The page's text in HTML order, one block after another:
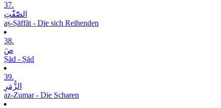
37.
الصّٰٓفّٰتِ
aṣ-Ṣāffāt - Die sich Reihenden
38.
صٓ
Ṣād - Ṣād
39.
الزُّمَرِ
az-Zumar - Die Scharen